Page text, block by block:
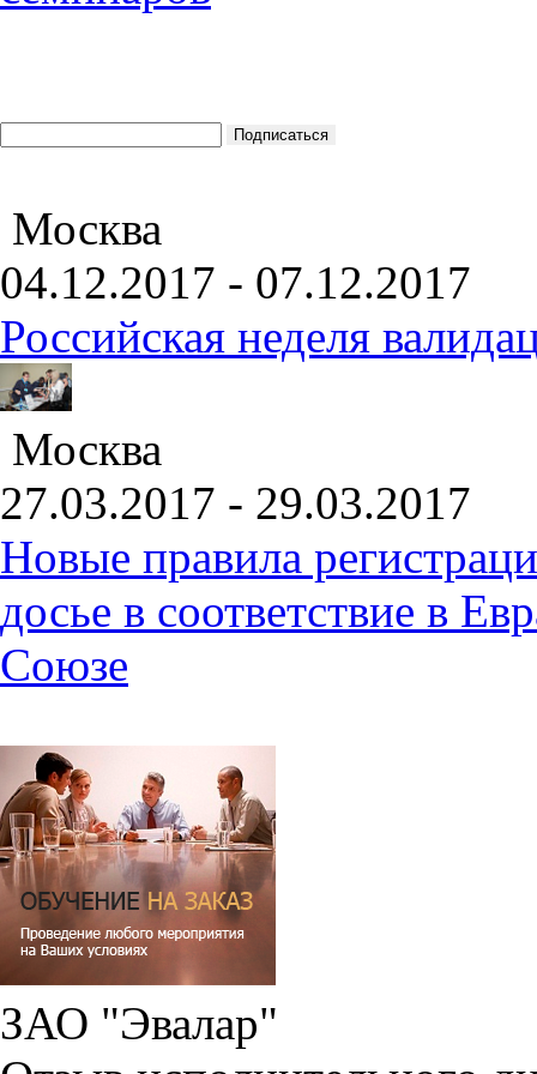
Москва
04.12.2017 - 07.12.2017
Российская неделя
Москва
27.03.2017 - 29.03.2017
Новые правила
досье в соответствие в
Союзе
ЗАО "Эвалар"